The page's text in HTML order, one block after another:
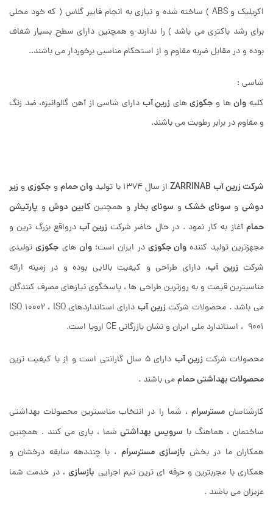
اکریلیک و ABS ) ساخته شده و نیازی به انجام فایبر گلاس ( که خود محلی
برای رشد باکتری می باشد ) را ندارند و همچنین دارای سطح بسیار شفاف
بوده و در مقابل ضربه مقاوم و از استحکام مناسبی برخوردار می باشند..
شاسی :
کلیه وانها و جکوزیهای زرین آب دارای شاسی از آهن گالوانیزه، ضد زنگ
و مقاوم در برابر رطوبت می باشند.
شرکت زرین آب ZARR INAB از سال 1374 با تولید وان حمامو جکوزیو زیر
دوشیو سونای خشکو سونای بخار و همچنین کابین دوشو پارتیشن
حمامآغاز به کار نمود . در حال حاضر شرکت زرین آب درواقع بزرگ ترین و
مجهزترین تولید کننده وان جکوزی در ایران است؛وان های جکوزیتولیدی
شرکتزرین آب، دارای طراحی و کیفیت بالایی بوده و در زمینه ارائه
مناسبترین قیمت و به روزترین طراحی ها ، پاسخگوی نیازهای مصرف کنندگان
می باشد . محصولات شرکتزرین آب
دارای استانداردهای ISO 10002 ، ISO
9001 ، استاندارد ملی ایران و نشان بازرگانی CE اروپا است.
محصولات شرکت زرین آب دارای 5 سال گارانتی است و از با کیفیت ترین
محصولات بهداشتی حماممی باشند .
کارشناسانمسترسرام ، شما را در انتخاب مناسبترین محصولات بهداشتی
ساختمان ، هماهنگ با سرویس بهداشتیشما ، یاری می کنند . همچنین
همکاران ما در بخش بازسازی مسترسرام ، با چنددهه سابقه درخشان و
همکاری با مجربترین و حرفه ای ترین تیم اجرایی بازسازی، در خدمت شما
عزیزان می باشند .